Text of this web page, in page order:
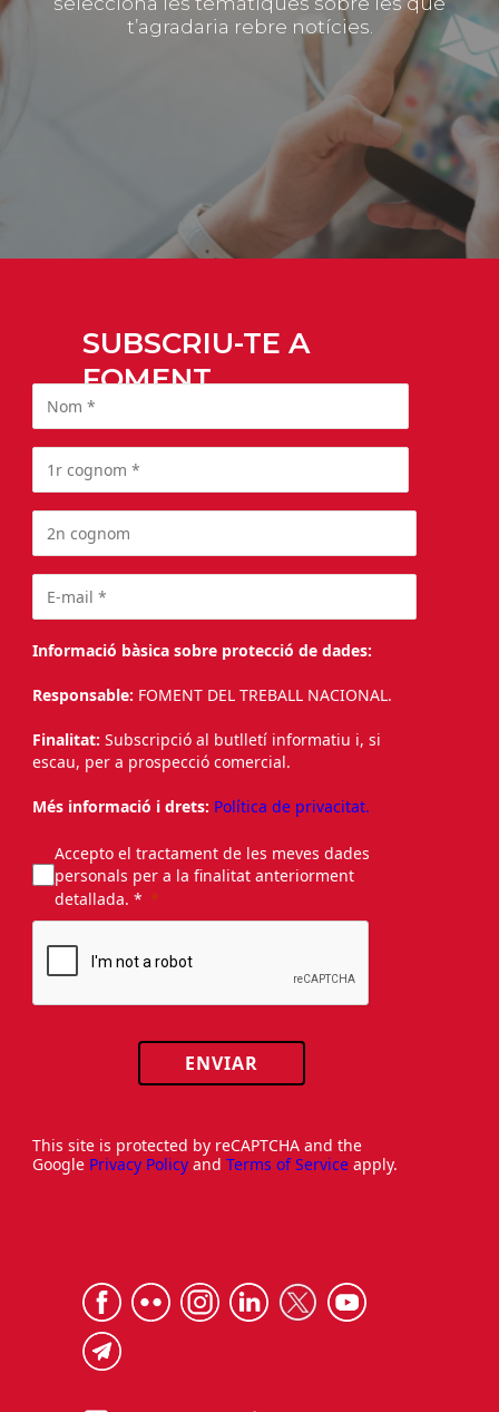
t’agradaria rebre notícies.
SUBSCRIU-TE A
FOMENT
Informació bàsica sobre protecció de dades:
Responsable: FOMENT DEL TREBALL NACIONAL.
Finalitat: Subscripció al butlletí informatiu i, si
escau, per a prospecció comercial.
Més informació i drets: Política de privacitat.
Accepto el tractament de les meves dades
personals per a la finalitat anteriorment
detallada. *
ENVIAR
This site is protected by reCAPTCHA and the
Google Privacy Policy and Terms of Service apply.